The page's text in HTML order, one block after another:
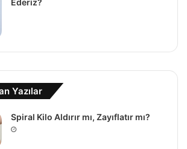
Yazılar
Spiral Kilo Aldırır mı, Zayıflatır mı?